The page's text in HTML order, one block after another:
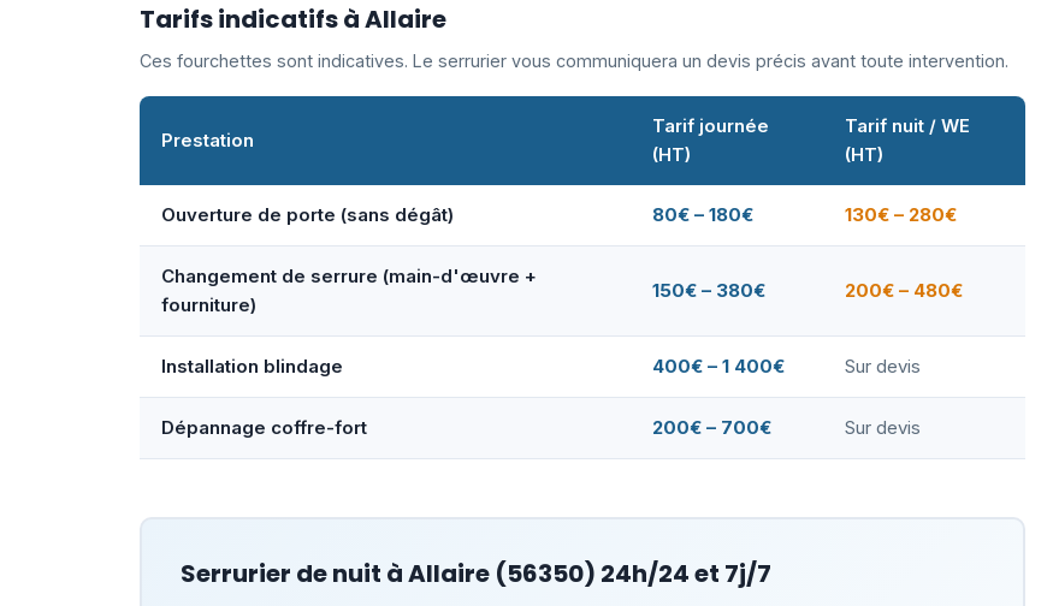
Tarifs indicatifs à Allaire
Ces fourchettes sont indicatives. Le serrurier vous communiquera un devis précis avant toute intervention.
Prestation
Tarif journée
(HT)
Tarif nuit / WE
(HT)
Ouverture de porte (sans dégât) 80€ – 180€ 130€ – 280€
Changement de serrure (main-d'œuvre +
fourniture)
150€ – 380€ 200€ – 480€
Installation blindage 400€ – 1 400€ Sur devis
Dépannage coffre-fort 200€ – 700€ Sur devis
Serrurier de nuit àAllaire(56350) 24h/24 et 7j/7